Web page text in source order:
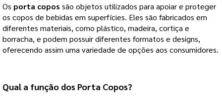
Os porta copos são objetos utilizados para apoiar e proteger
os copos de bebidas em superfícies. Eles são fabricados em
diferentes materiais, como plástico, madeira, cortiça e
borracha, e podem possuir diferentes formatos e designs,
oferecendo assim uma variedade de opções aos consumidores.
Qual a função dos Porta Copos?